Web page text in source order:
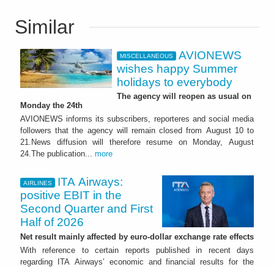
Similar
MISCELLANEOUS
AVIONEWS
wishes happy Summer
holidays to everybody
The agency will reopen as usual on
Monday the 24th
AVIONEWS informs its subscribers, reporteres and social media
followers that the agency will remain closed from August 10 to
21.News diffusion will therefore resume on Monday, August
24.The publication... more
AIRLINES
ITA Airways:
positive EBIT in the
Second Quarter and First
Half of 2026
Net result mainly affected by euro-dollar exchange rate effects
With reference to certain reports published in recent days
regarding ITA Airways’ economic and financial results for the